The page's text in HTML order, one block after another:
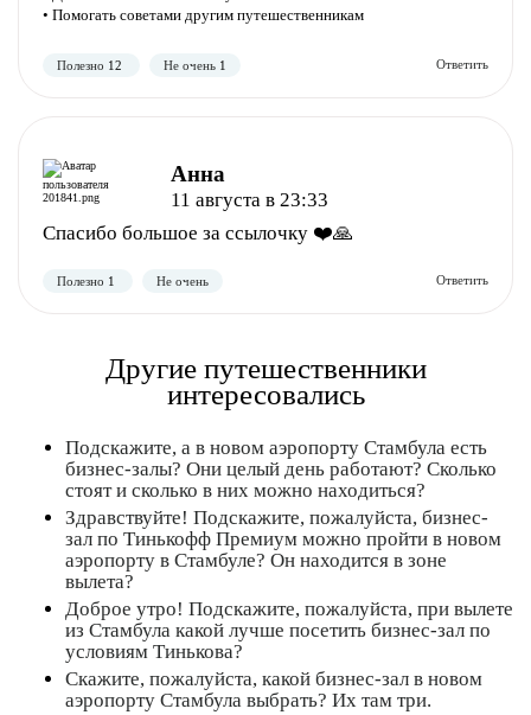
Не полезно
• Помогать советами другим путешественникам
Анна
11 августа в 23:33
Спасибо большое за ссылочку ❤️🙏
Другие путешественники
интересовались
Подскажите, а в новом аэропорту Стамбула есть
бизнес-залы? Они целый день работают? Сколько
стоят и сколько в них можно находиться?
Здравствуйте! Подскажите, пожалуйста, бизнес-
зал по Тинькофф Премиум можно пройти в новом
аэропорту в Стамбуле? Он находится в зоне
вылета?
Доброе утро! Подскажите, пожалуйста, при вылете
из Стамбула какой лучше посетить бизнес-зал по
условиям Тинькова?
Скажите, пожалуйста, какой бизнес-зал в новом
аэропорту Стамбула выбрать? Их там три.